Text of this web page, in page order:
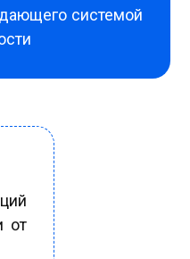
системой
от